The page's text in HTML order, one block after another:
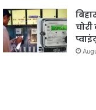
चोरी